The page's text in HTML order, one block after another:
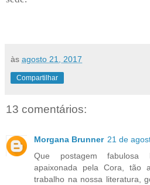
às agosto 21, 2017
Compartilhar
13 comentários:
Morgana Brunner 21 de
Que postagem fabulosa
apaixonada pela Cora, tão
trabalho na nossa literatura,